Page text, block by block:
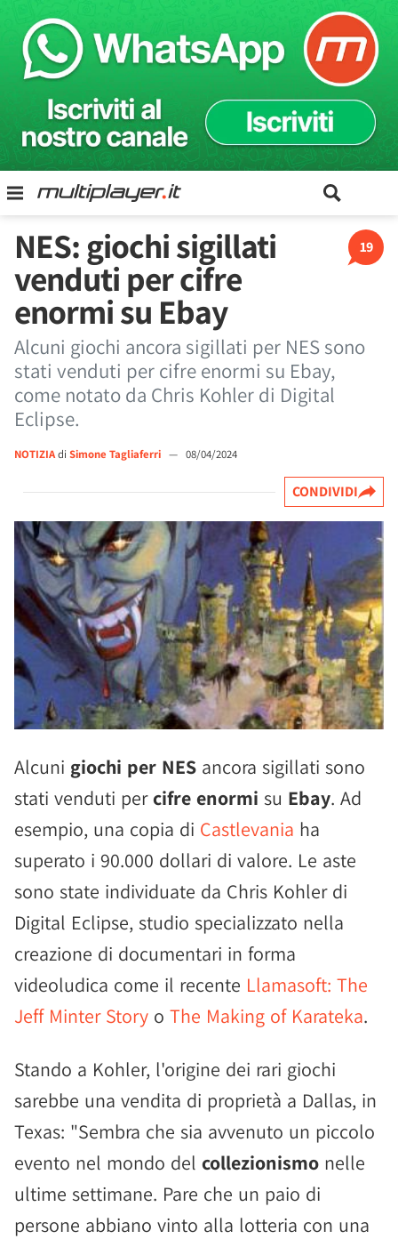
19
NES: giochi sigillati
venduti per cifre
enormi su Ebay
Alcuni giochi ancora sigillati per NES sono
stati venduti per cifre enormi su Ebay,
come notato da Chris Kohler di Digital
Eclipse.
NOTIZIAdi Simone Tagliaferri — 08/04/2024
CONDIVIDI
Alcuni giochi per NES ancora sigillati sono
stati venduti percifre enormi su Ebay. Ad
esempio, una copia di Castlevania ha
superato i 90.000 dollari di valore. Le aste
sono state individuate da Chris Kohler di
Digital Eclipse, studio specializzato nella
creazione di documentari in forma
videoludica come il recente Llamasoft: The
Jeff Minter Story o The Making of Karateka.
Stando a Kohler, l'origine dei rari giochi
sarebbe una vendita di proprietà a Dallas, in
Texas: "Sembra che sia avvenuto un piccolo
evento nel mondo del collezionismo nelle
ultime settimane. Pare che un paio di
persone abbiano vinto alla lotteria con una